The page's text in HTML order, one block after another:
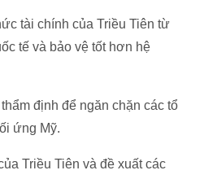
tài chính của Triều Tiên từ
tế và bảo vệ tốt hơn hệ
định để ngăn chặn các tổ
ứng Mỹ.
Triều Tiên và đề xuất các